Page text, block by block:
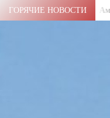
Перейти
к
ГОРЯЧИЕ НОВОСТИ
рублей В